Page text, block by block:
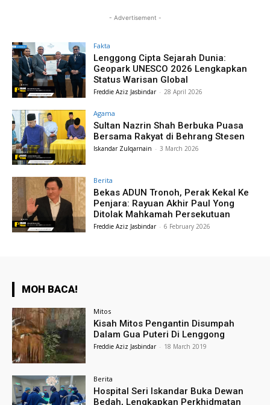
- Advertisement -
Fakta
Lenggong Cipta Sejarah Dunia:
Geopark UNESCO 2026 Lengkapkan
Status Warisan Global
Freddie Aziz Jasbindar - 28 April 2026
Agama
Sultan Nazrin Shah Berbuka Puasa
Bersama Rakyat di Behrang Stesen
Iskandar Zulqarnain - 3 March 2026
Berita
Bekas ADUN Tronoh, Perak Kekal Ke
Penjara: Rayuan Akhir Paul Yong
Ditolak Mahkamah Persekutuan
Freddie Aziz Jasbindar - 6 February 2026
MOH BACA!
Mitos
Kisah Mitos Pengantin Disumpah
Dalam Gua Puteri Di Lenggong
Freddie Aziz Jasbindar - 18 March 2019
Berita
Hospital Seri Iskandar Buka Dewan
Bedah, Lengkapkan Perkhidmatan